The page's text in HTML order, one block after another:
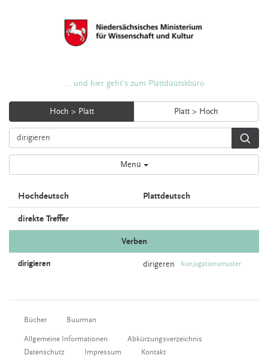
... und hier geht's zum Plattdüütskbüro
Hoch > Platt Platt > Hoch
Menü
Hochdeutsch Plattdeutsch
direkte Treffer
Verben
dirigieren dirigeren Konjugationsmuster
Bücher Buurman
Allgemeine Informationen
Abkürzungsverzeichnis
Datenschutz
Impressum Kontakt